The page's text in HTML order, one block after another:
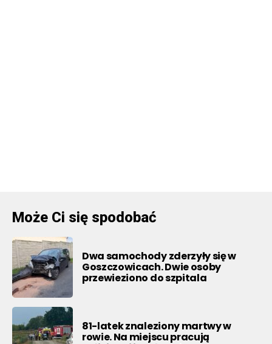
Może Ci się spodobać
Dwa samochody zderzyły się w
Goszczowicach. Dwie osoby
przewieziono do szpitala
81-latek znaleziony martwy w
rowie. Na miejscu pracują